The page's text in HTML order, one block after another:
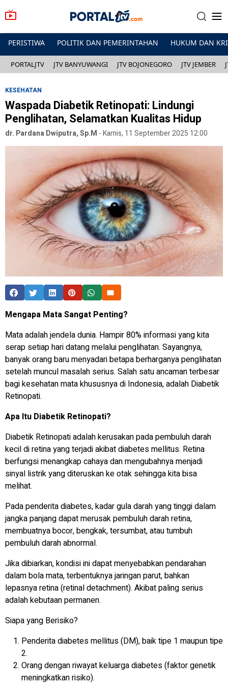
PERISTIWA POLITIK DAN PEMERINTAHAN HUKUM DAN
PORTALJTV JTV BANYUWANGI JTV BOJONEGORO JTV JEMBER
KESEHATAN
Waspada Diabetik Retinopati: Lindungi
Penglihatan, Selamatkan Kualitas Hidup
dr. Pardana Dwiputra, Sp.M -Kamis, 11 September 2025 12:00
Mengapa Mata Sangat Penting?
Mata adalah jendela dunia. Hampir 80% informasi yang kita
serap setiap hari datang melalui penglihatan. Sayangnya,
banyak orang baru menyadari betapa berharganya penglihatan
setelah muncul masalah serius. Salah satu ancaman terbesar
bagi kesehatan mata khususnya di Indonesia, adalah Diabetik
Retinopati.
Apa Itu Diabetik Retinopati?
Diabetik Retinopati adalah kerusakan pada pembuluh darah
kecil di retina yang terjadi akibat diabetes mellitus. Retina
berfungsi menangkap cahaya dan mengubahnya menjadi
sinyal listrik yang diteruskan ke otak sehingga kita bisa
melihat.
Pada penderita diabetes, kadar gula darah yang tinggi dalam
jangka panjang dapat merusak pembuluh darah retina,
membuatnya bocor, bengkak, tersumbat, atau tumbuh
pembuluh darah abnormal.
Jika dibiarkan, kondisi ini dapat menyebabkan pendarahan
dalam bola mata, terbentuknya jaringan parut, bahkan
lepasnya retina (retinal detachment). Akibat paling serius
adalah kebutaan permanen.
Siapa yang Berisiko?
Penderita diabetes mellitus (DM), baik tipe 1 maupun tipe
2.
Orang dengan riwayat keluarga diabetes (faktor genetik
meningkatkan risiko).